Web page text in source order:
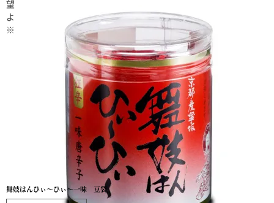
望をご記入ください。
よろしければプロフィールをご記入ください。
※レビュー投稿は、１商品につき１回ご記入いただけます。
舞妓はんひぃ～ひぃ～一味 豆袋